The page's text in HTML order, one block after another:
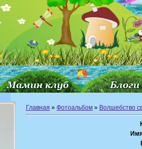
Главная » Фотоальбом » Волшебство